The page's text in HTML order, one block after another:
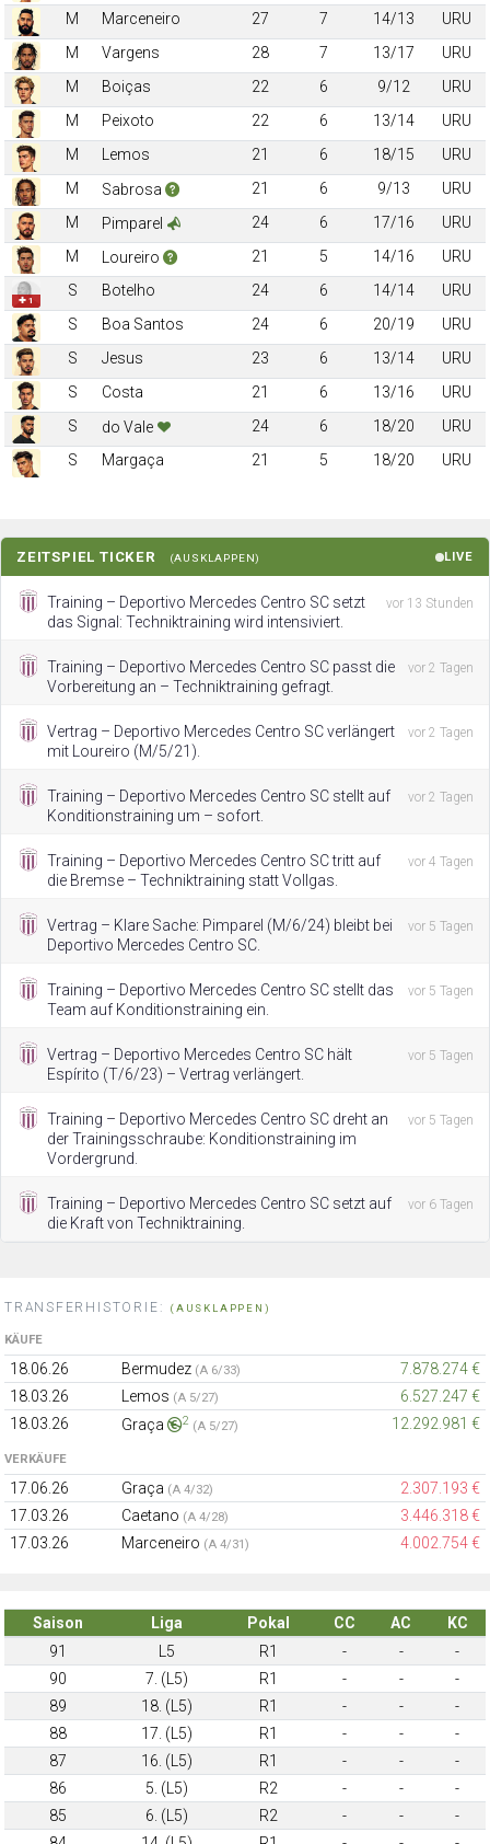
M
Marceneiro 27 7 14/13
URU
M
Vargens 28 7 13/17
URU
M
Boiças 22 6 9/12
URU
M
Peixoto 22 6 13/14
URU
M
Lemos 21 6 18/15
URU
M
Sabrosa 21 6 9/13
URU
M
Pimparel 24 6 17/16
URU
M
Loureiro 21 5 14/16 URU
✚ 1
S Botelho 24 6 14/14
URU
S
Boa Santos 24 6 20/19
URU
S
Jesus 23 6 13/14
URU
S
Costa 21 6 13/16
URU
S
do Vale 24 6 18/20
URU
S
Margaça 21 5 18/20 URU
ZEITSPIEL TICKER (AUSKLAPPEN) LIVE
Training – Deportivo Mercedes Centro SC setzt
das Signal: Techniktraining wird intensiviert.
vor 13 Stunden
Training – Deportivo Mercedes Centro SC passt die
Vorbereitung an – Techniktraining gefragt.
vor 2 Tagen
Vertrag – Deportivo Mercedes Centro SC verlängert
mit Loureiro (M/5/21).
vor 2 Tagen
Training – Deportivo Mercedes Centro SC stellt auf
Konditionstraining um – sofort.
vor 2 Tagen
Training – Deportivo Mercedes Centro SC tritt auf
die Bremse – Techniktraining statt Vollgas.
vor 4 Tagen
Vertrag – Klare Sache: Pimparel (M/6/24) bleibt bei
Deportivo Mercedes Centro SC.
vor 5 Tagen
Training – Deportivo Mercedes Centro SC stellt das
Team auf Konditionstraining ein.
vor 5 Tagen
Vertrag – Deportivo Mercedes Centro SC hält
Espírito (T/6/23) – Vertrag verlängert.
vor 5 Tagen
Training – Deportivo Mercedes Centro SC dreht an
der Trainingsschraube: Konditionstraining im
Vordergrund.
vor 5 Tagen
Training – Deportivo Mercedes Centro SC setzt auf
die Kraft von Techniktraining.
vor 6 Tagen
TRANSFERHISTORIE: (AUSKLAPPEN)
KÄUFE
18.06.26 Bermudez (A 6/33)
7.878.274 €
18.03.26
Lemos (A 5/27)
6.527.247 €
18.03.26
Graça 2 (A 5/27) 12.292.981 €
VERKÄUFE
17.06.26 Graça (A 4/32)
2.307.193 €
17.03.26
Caetano (A 4/28)
3.446.318 €
17.03.26
Marceneiro (A 4/31) 4.002.754 €
Saison Liga Pokal CC AC
KC
91
L5 R1 - -
-
90
7. (L5) R1 - -
-
89
18. (L5) R1 - -
-
88
17. (L5) R1 - -
-
87
16. (L5) R1 - -
-
86
5. (L5) R2 - -
-
85
6. (L5) R2 - -
-